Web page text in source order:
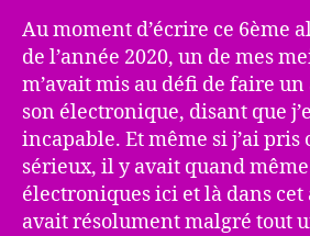
Au moment d’écrire ce 6ème
de l’année 2020, un de mes
m’avait mis au défi de faire
son électronique, disant que
incapable. Et même si j’ai pris
sérieux, il y avait quand
électroniques ici et là dans
avait résolument malgré tout